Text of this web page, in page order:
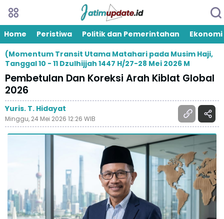
Home Peristiwa Politik dan Pemerintahan
Ekonomi
(Momentum Transit Utama Matahari pada Musim Haji,
Tanggal 10 - 11 Dzulhijjah 1447 H/27-28 Mei 2026 M
Pembetulan Dan Koreksi Arah Kiblat Global
2026
Yuris. T. Hidayat
Minggu, 24 Mei 2026 12:26 WIB